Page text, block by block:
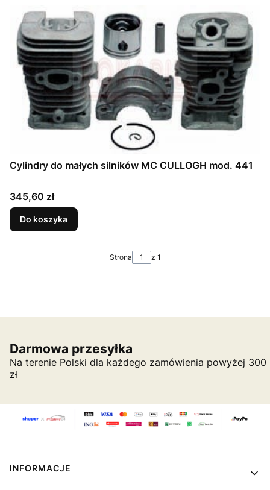
Cylindry do małych silników MC CULLOGH mod. 441
Cena
345,60 zł
Do koszyka
Strona z 1
Darmowa przesyłka
Na terenie Polski dla każdego zamówienia powyżej 300
zł
Linki w stopce
INFORMACJE